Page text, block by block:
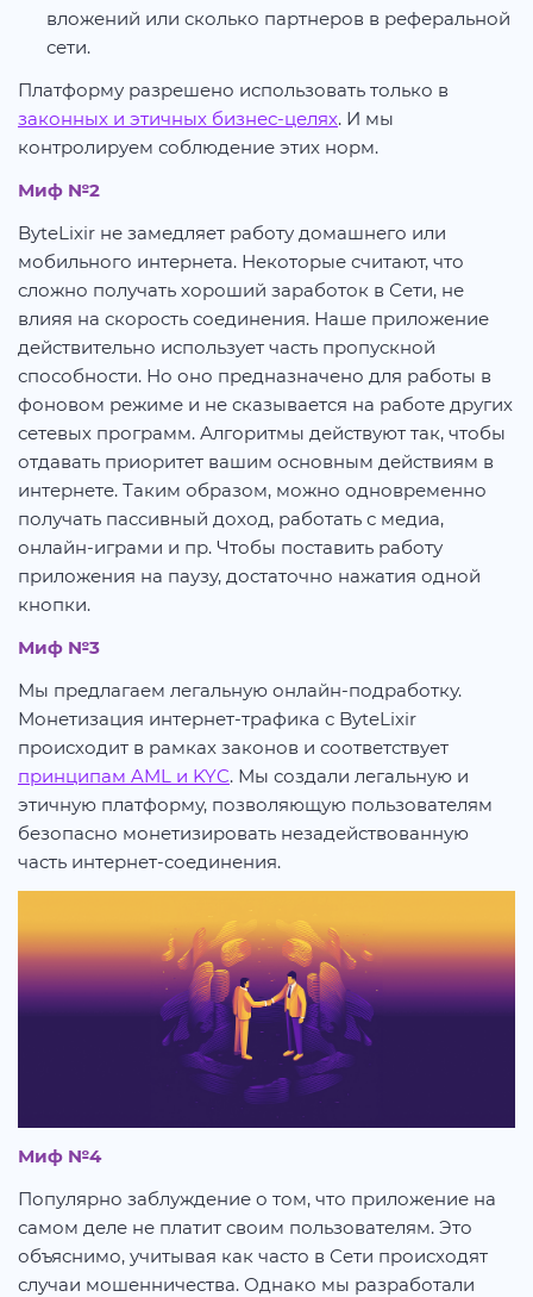
вложений или сколько партнеров в реферальной
сети.
Платформу разрешено использовать только в
законных и этичных бизнес-целях. И мы
контролируем соблюдение этих норм.
Миф №2
ByteLixir не замедляет работу домашнего или
мобильного интернета. Некоторые считают, что
сложно получать хороший заработок в Сети, не
влияя на скорость соединения. Наше приложение
действительно использует часть пропускной
способности. Но оно предназначено для работы в
фоновом режиме и не сказывается на работе других
сетевых программ. Алгоритмы действуют так, чтобы
отдавать приоритет вашим основным действиям в
интернете. Таким образом, можно одновременно
получать пассивный доход, работать с медиа,
онлайн-играми и пр. Чтобы поставить работу
приложения на паузу, достаточно нажатия одной
кнопки.
Миф №3
Мы предлагаем легальную онлайн-подработку.
Монетизация интернет-трафика с ByteLixir
происходит в рамках законов и соответствует
принципам AML и KYC. Мы создали легальную и
этичную платформу, позволяющую пользователям
безопасно монетизировать незадействованную
часть интернет-соединения.
Миф №4
Популярно заблуждение о том, что приложение на
самом деле не платит своим пользователям. Это
объяснимо, учитывая как часто в Сети происходят
случаи мошенничества. Однако мы разработали